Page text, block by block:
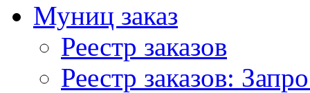
Муниц заказ
Реестр заказов
Реестр заказов: